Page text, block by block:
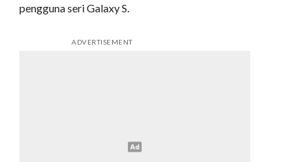
pengguna seri Galaxy S.
ADVERTISEMENT